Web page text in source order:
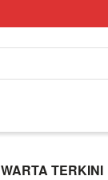
WARTA TERKINI